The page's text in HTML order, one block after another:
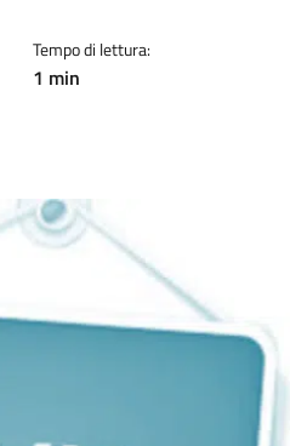
Tempo di lettura:
1 min